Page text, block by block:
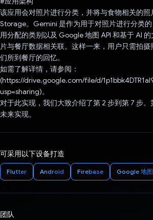
该应用会对照片进行分类，并将与食物相关的照
Storage。Gemini 是作为用于对照片进行分类的
用分配的类别以及 Google 地图 API 和基于 AI
片与餐厅数据相关联。这样一来，用户只需拍
们所到餐厅的回忆。
如需了解详情，请参阅：
(https://drive.google.com/file/d/
usp=sharing)。
对于此实现，我们大致介绍了第 2 步到第 7 步
未来实现。
可采用以下设备打造
Flutter Android Firebase Google 地图
团队